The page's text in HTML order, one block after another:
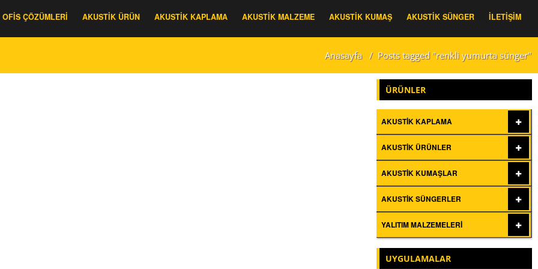
OFIS ÇÖZÜMLERI AKUSTIK ÜRÜN AKUSTIK KAPLAMA AKUSTIK MALZEME AKUSTIK KUMAŞ AKUSTIK SÜNGER İLETIŞIM
Anasayfa/ Posts tagged "renkli yumurta sünger"
ÜRÜNLER
AKUSTIK KAPLAMA
AKUSTIK ÜRÜNLER
AKUSTIK KUMAŞLAR
AKUSTIK SÜNGERLER
YALITIM MALZEMELERI
UYGULAMALAR